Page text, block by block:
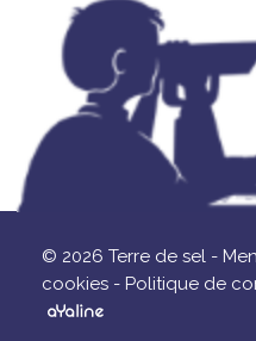
© 2026 Terre de sel -
cookies - Politique de